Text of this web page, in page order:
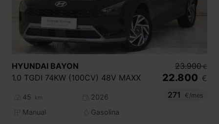
HYUNDAI BAYON
1.0 TGDI 74KW (100CV) 48V MAXX
45 km
2026
Manual
Gasolina
23.900 €
22.800 €
271
€/mes